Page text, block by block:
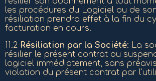
les procédures du Logiciel ou de
résiliation prendra effet à la fin du
facturation en cours.
11.2 Résiliation par la Société: La
résilier le présent contrat ou
logiciel immédiatement, sans
violation du présent contrat par